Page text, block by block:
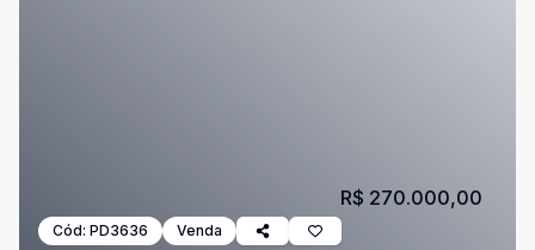
Cód: PD3636 Venda
R$ 270.000,00